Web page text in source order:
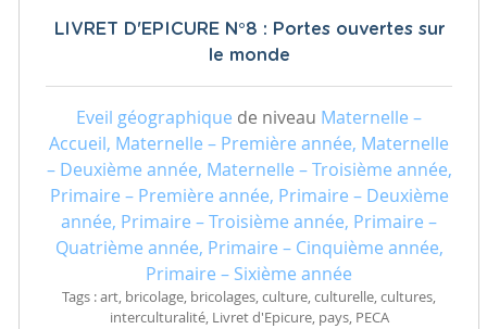
LIVRET D'EPICURE N°8 : Portes ouvertes sur
le monde
Eveil géographique de niveau Maternelle –
Accueil, Maternelle – Première année, Maternelle
– Deuxième année, Maternelle – Troisième année,
Primaire – Première année, Primaire – Deuxième
année, Primaire – Troisième année, Primaire –
Quatrième année, Primaire – Cinquième année,
Primaire – Sixième année
Tags : art, bricolage, bricolages, culture, culturelle, cultures,
interculturalité, Livret d'Epicure, pays, PECA